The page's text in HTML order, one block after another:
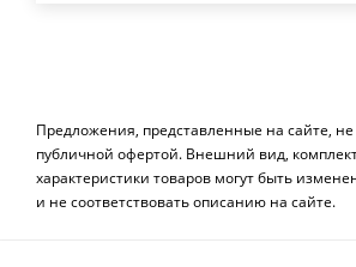
Предложения, представленные на сайте,
публичной офертой. Внешний вид,
характеристики товаров могут быть
и не соответствовать описанию на сайте.